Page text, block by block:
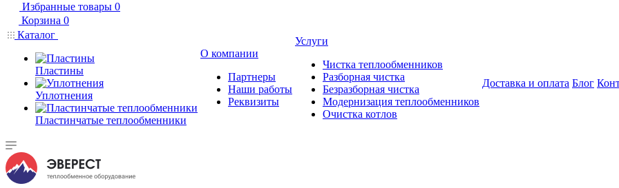
Избранные товары 0
Корзина 0
Каталог
Пластины
Уплотнения
Пластинчатые теплообменники
О компании
Партнеры
Наши работы
Реквизиты
Услуги
Чистка теплообменников
Разборная чистка
Безразборная чистка
Модернизация теплообменников
Очистка котлов
Доставка и оплата Блог